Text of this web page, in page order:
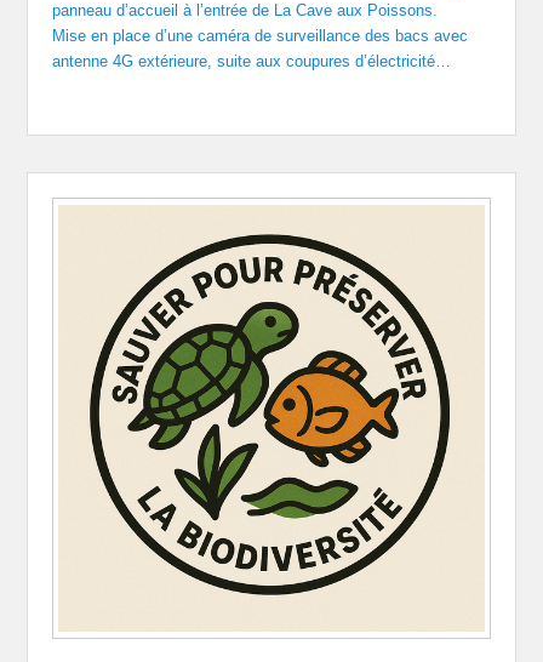
panneau d’accueil à l’entrée de La Cave aux Poissons.
Mise en place d’une caméra de surveillance des bacs avec
antenne 4G extérieure, suite aux coupures d’électricité…